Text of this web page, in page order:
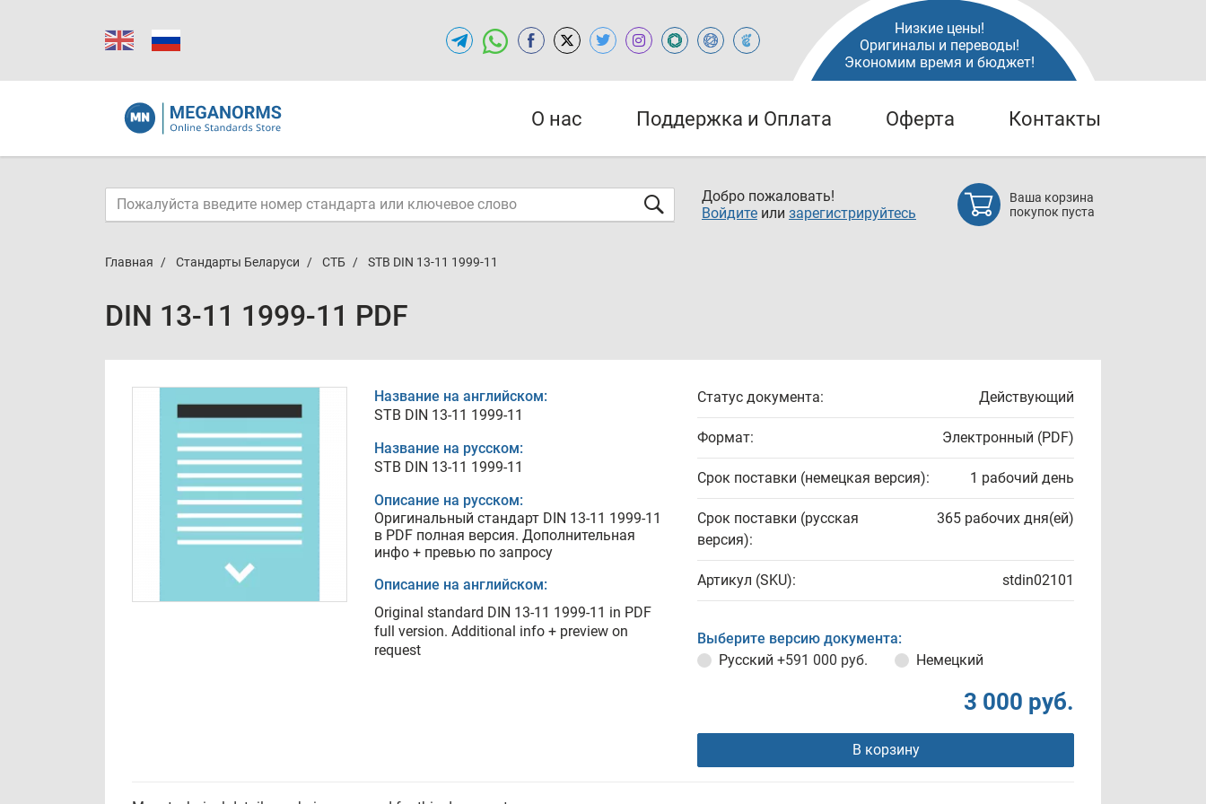
Низкие цены!
Оригиналы и переводы!
Экономим время и бюджет!
О нас Поддержка и Оплата Оферта Контакты
Добро пожаловать!
Войдите или зарегистрируйтесь
Ваша корзина
покупок пуста
Главная Стандарты Беларуси СТБ STB DIN 13-11 1999-11
DIN 13-11 1999-11 PDF
Название на английском:
STB DIN 13-11 1999-11
Название на русском:
STB DIN 13-11 1999-11
Описание на русском:
Оригинальный стандарт DIN 13-11 1999-11
в PDF полная версия. Дополнительная
инфо + превью по запросу
Описание на английском:
Original standard DIN 13-11 1999-11 in PDF
full version. Additional info + preview on
request
Статус документа: Действующий
Формат: Электронный (PDF)
Срок поставки (немецкая версия): 1 рабочий день
Срок поставки (русская
версия):
365 рабочих дня(ей)
Артикул (SKU): stdin02101
Выберите версию документа:
Русский +591 000 руб. Немецкий
3 000 руб.
В корзину